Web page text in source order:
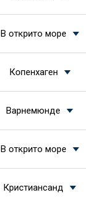
В открито море
Копенхаген
Варнемюнде
В открито море
Кристиансанд